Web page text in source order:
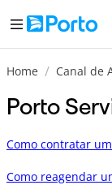
Home Canal de
Porto
Como contratar
Como reagendar